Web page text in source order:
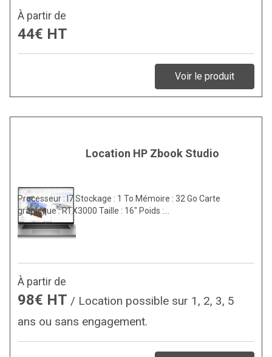
À partir de
44€ HT
Voir le produit
Location HP Zbook Studio
Processeur : I7 Stockage : 1 To Mémoire : 32 Go Carte
graphique : RTX3000 Taille : 16″ Poids :…
À partir de
98€ HT / Location possible sur 1, 2, 3, 5
ans ou sans engagement.